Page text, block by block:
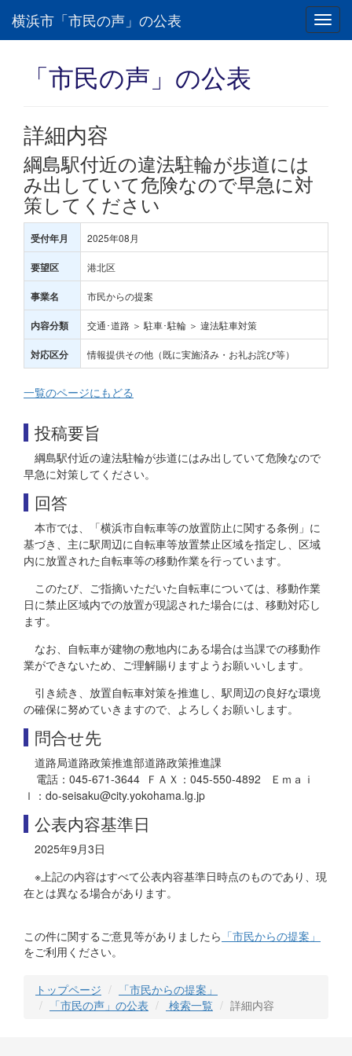
横浜市「市民の声」の公表
「市民の声」の公表
詳細内容
綱島駅付近の違法駐輪が歩道には
み出していて危険なので早急に対
策してください
受付年月 2025年08月
要望区 港北区
事業名 市民からの提案
内容分類 交通･道路 ＞ 駐車･駐輪 ＞ 違法駐車対策
対応区分 情報提供その他（既に実施済み・お礼お詫び等）
一覧のページにもどる
投稿要旨
綱島駅付近の違法駐輪が歩道にはみ出していて危険なので
早急に対策してください。
回答
本市では、「横浜市自転車等の放置防止に関する条例」に
基づき、主に駅周辺に自転車等放置禁止区域を指定し、区域
内に放置された自転車等の移動作業を行っています。
このたび、ご指摘いただいた自転車については、移動作業
日に禁止区域内での放置が現認された場合には、移動対応し
ます。
なお、自転車が建物の敷地内にある場合は当課での移動作
業ができないため、ご理解賜りますようお願いいします。
引き続き、放置自転車対策を推進し、駅周辺の良好な環境
の確保に努めていきますので、よろしくお願いします。
問合せ先
道路局道路政策推進部道路政策推進課
電話：045-671-3644 ＦＡＸ：045-550-4892 Ｅｍａｉ
ｌ：do-seisaku@city.yokohama.lg.jp
公表内容基準日
2025年9月3日
※上記の内容はすべて公表内容基準日時点のものであり、現
在とは異なる場合があります。
この件に関するご意見等がありましたら 「市民からの提案」
をご利用ください。
トップページ
「市民からの提案」
「市民の声」の公表
検索一覧 詳細内容